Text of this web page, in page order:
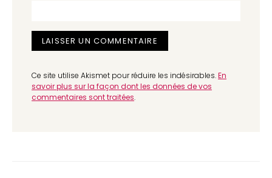
Ce site utilise Akismet pour réduire les indésirables.En
savoir plus sur la façon dont les données de vos
commentaires sont traitées.